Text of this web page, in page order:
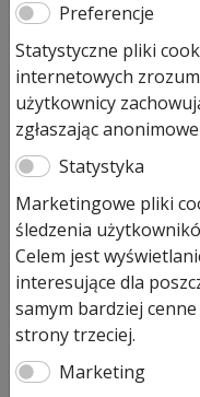
Zapadka do
90,00zł
Pozostało tylko: 2 (może
ilość
Zapadka
do
przekładni
ZAK
Zapadka do
w zestawie z
SKU:9021132
Informacje
Preferencje
Statystyczne pliki
internetowych
użytkownicy
zgłaszając
Statystyka
Marketingowe pliki
śledzenia
Celem jest
interesujące dla
samym bardziej
strony trzeciej.
Marketing